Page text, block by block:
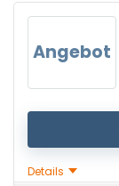
Angebot
Details